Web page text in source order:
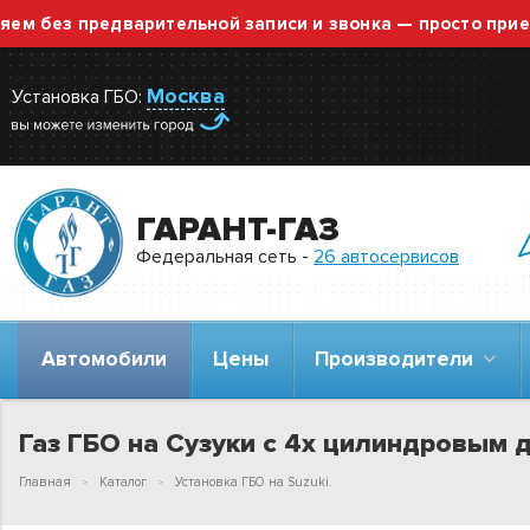
предварительной записи и звонка — просто
Установка ГБО: Москва
ГАРАНТ-ГАЗ
Федеральная сеть - 26 автосервисов
Автомобили Цены Производители
Газ ГБО на Сузуки с 4х цилиндровым
Главная Каталог Установка ГБО на Suzuki.